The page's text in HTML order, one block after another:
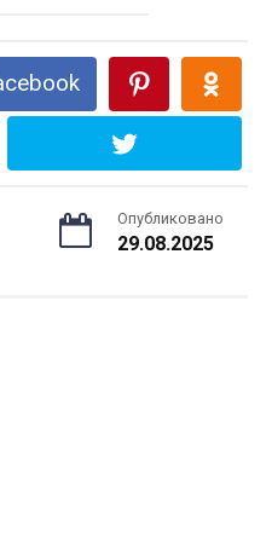
Опубликовано
29.08.2025